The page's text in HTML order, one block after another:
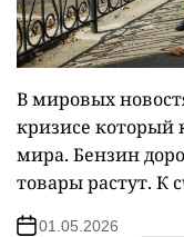
В мировых
кризисе который
мира. Бензин
товары растут. К
01.05.2026